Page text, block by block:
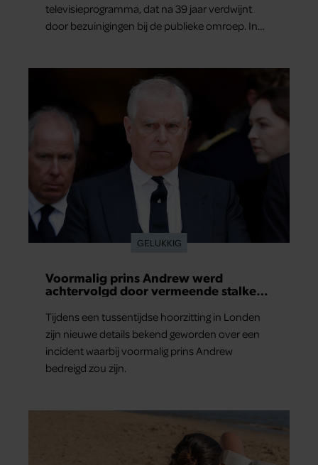
televisieprogramma, dat na 39 jaar verdwijnt
door bezuinigingen bij de publieke omroep. In
Hoewel ze uitkijkt naar de laatste reeks, vindt ze
het ook verdrietig dat een televisieklassieker
verdwijnt.
GELUKKIG
Voormalig prins Andrew werd
achtervolgd door vermeende stalker
Tijdens een tussentijdse hoorzitting in Londen
zijn nieuwe details bekend geworden over een
incident waarbij voormalig prins Andrew
bedreigd zou zijn.